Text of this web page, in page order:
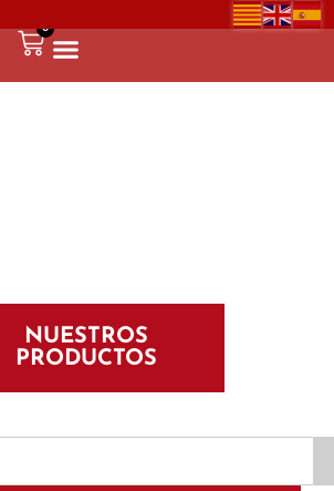
0
NUESTROS
PRODUCTOS